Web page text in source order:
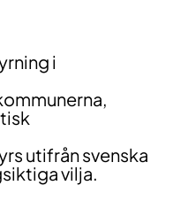
i
utifrån svenska
vilja.